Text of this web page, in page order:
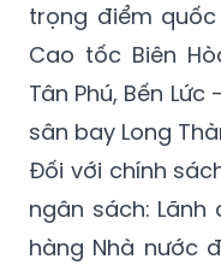
trọng điểm
Cao tốc Biên
Tân Phú, Bến
sân bay Long
Đối với chính
ngân sách:
hàng Nhà nước